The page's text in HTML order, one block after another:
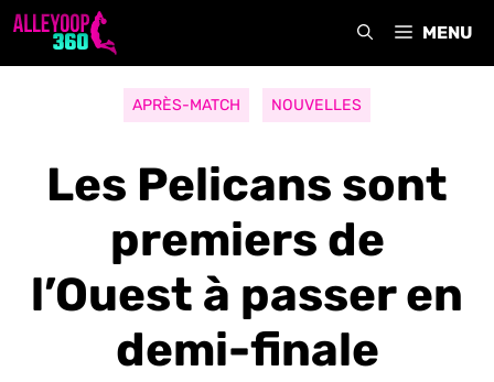
Aller
MENU
APRÈS-MATCH NOUVELLES
Les Pelicans sont
premiers de
l’Ouest à passer en
demi-finale